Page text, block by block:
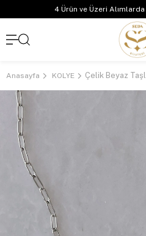
4 Ürün ve Üzeri
Anasayfa KOLYE Çelik Beyaz